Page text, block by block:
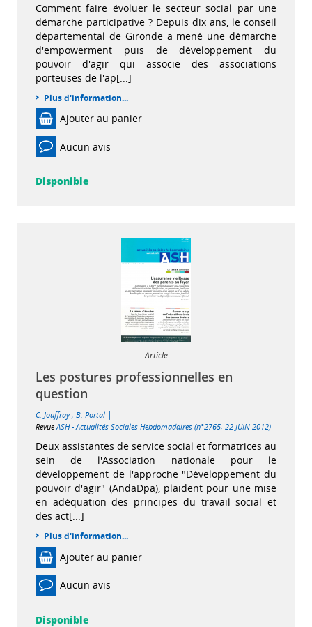
Comment faire évoluer le secteur social par une
démarche participative ? Depuis dix ans, le conseil
départemental de Gironde a mené une démarche
d'empowerment puis de développement du
pouvoir d'agir qui associe des associations
porteuses de l'ap[...]
Plus d'information...
Ajouter au panier
Aucun avis
Disponible
Article
Les postures professionnelles en
question
C. Jouffray; B. Portal |
RevueASH - Actualités Sociales Hebdomadaires (n°2765, 22 JUIN 2012)
Deux assistantes de service social et formatrices au
sein de l'Association nationale pour le
développement de l'approche "Développement du
pouvoir d'agir" (AndaDpa), plaident pour une mise
en adéquation des principes du travail social et
des act[...]
Plus d'information...
Ajouter au panier
Aucun avis
Disponible